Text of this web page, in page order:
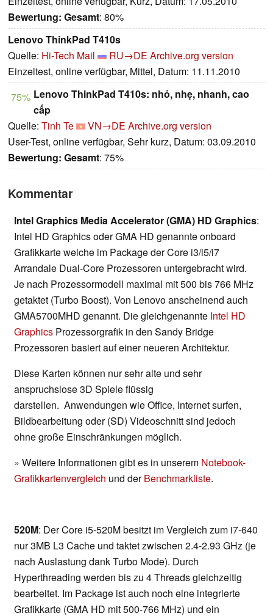
Bewertung: Gesamt: 80%
Lenovo ThinkPad T410s
Quelle: Hi-Tech Mail RU→DE Archive.org version
Einzeltest, online verfügbar, Mittel, Datum: 11.11.2010
75% Lenovo ThinkPad T410s: nhỏ, nhẹ, nhanh, cao
cấp
Quelle: Tinh Te VN→DE Archive.org version
User-Test, online verfügbar, Sehr kurz, Datum: 03.09.2010
Bewertung: Gesamt: 75%
Kommentar
Intel Graphics Media Accelerator (GMA) HD Graphics:
Intel HD Graphics oder GMA HD genannte onboard
Grafikkarte welche im Package der Core i3/i5/i7
Arrandale Dual-Core Prozessoren untergebracht wird.
Je nach Prozessormodell maximal mit 500 bis 766 MHz
getaktet (Turbo Boost). Von Lenovo anscheinend auch
GMA5700MHD genannt. Die gleichgenannte Intel HD
Graphics Prozessorgrafik in den Sandy Bridge
Prozessoren basiert auf einer neueren Architektur.
Diese Karten können nur sehr alte und sehr
anspruchslose 3D Spiele flüssig
darstellen. Anwendungen wie Office, Internet surfen,
Bildbearbeitung oder (SD) Videoschnitt sind jedoch
ohne große Einschränkungen möglich.
» Weitere Informationen gibt es in unserem Notebook-
Grafikkartenvergleich und derBenchmarkliste.
520M: Der Core i5-520M besitzt im Vergleich zum i7-640
nur 3MB L3 Cache und taktet zwischen 2.4-2.93 GHz (je
nach Auslastung dank Turbo Mode). Durch
Hyperthreading werden bis zu 4 Threads gleichzeitig
bearbeitet. Im Package ist auch noch eine integrierte
Grafikkarte (GMA HD mit 500-766 MHz) und ein